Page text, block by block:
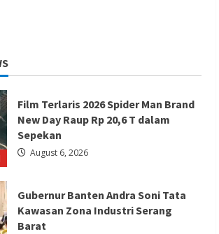
Film Terlaris 2026 Spider Man Brand
New Day Raup Rp 20,6 T dalam
Sepekan
August 6, 2026
Gubernur Banten Andra Soni Tata
Kawasan Zona Industri Serang
Barat